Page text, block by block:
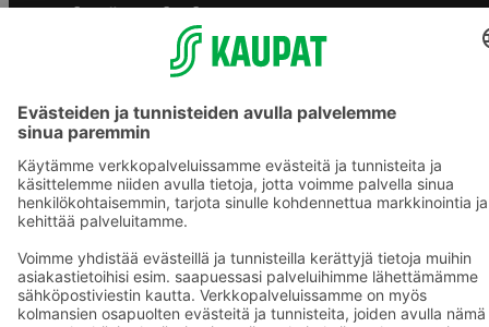
S-ryhmän palvelut
Asiakasomistajuus
Yhteishyvä Ruoka -sovellus
Prisma.fi
Sokos.fi
S-Pankki
Sokos Hotels
Raflaamo